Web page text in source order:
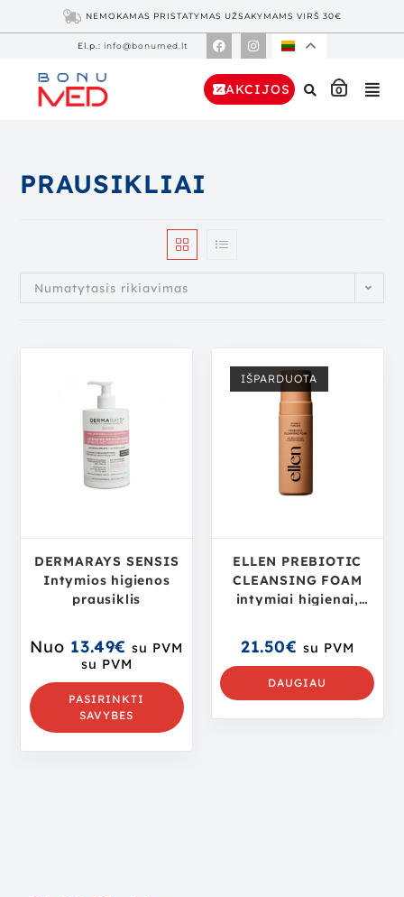
NEMOKAMAS PRISTATYMAS UŽSAKYMAMS VIRŠ 30€
El.p.: info@bonumed.lt
AKCIJOS 0
PRAUSIKLIAI
Numatytasis rikiavimas
DERMARAYS SENSIS
Intymios higienos
prausiklis
Nuo 13.49€ su PVM
su PVM
PASIRINKTI
SAVYBES
IŠPARDUOTA
ELLEN PREBIOTIC
CLEANSING FOAM
intymiai higienai,
21.50€ su PVM
DAUGIAU